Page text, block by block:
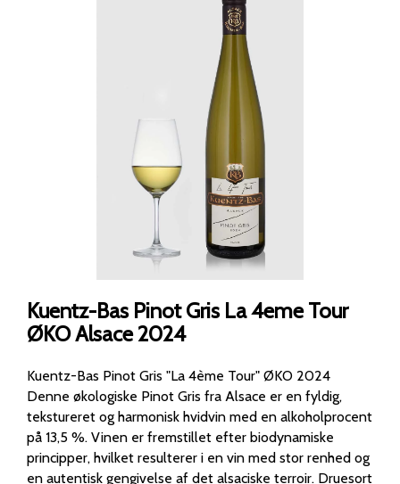
Kuentz-Bas Pinot Gris La 4eme Tour
ØKO Alsace 2024
Kuentz-Bas Pinot Gris "La 4ème Tour" ØKO 2024
Denne økologiske Pinot Gris fra Alsace er en fyldig,
tekstureret og harmonisk hvidvin med en alkoholprocent
på 13,5 %. Vinen er fremstillet efter biodynamiske
principper, hvilket resulterer i en vin med stor renhed og
en autentisk gengivelse af det alsaciske terroir. Druesort